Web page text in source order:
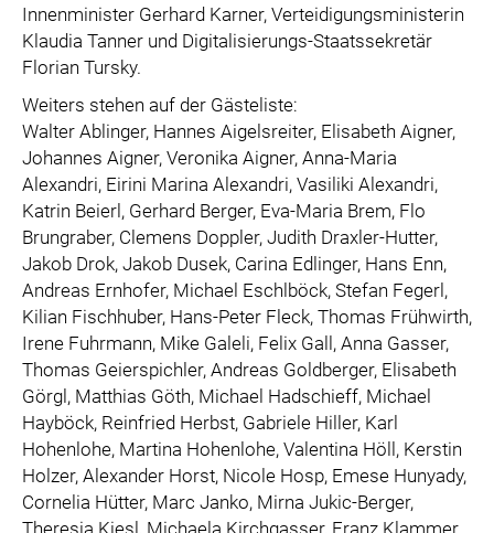
Innenminister Gerhard Karner, Verteidigungsministerin
Klaudia Tanner und Digitalisierungs-Staatssekretär
Florian Tursky.
Weiters stehen auf der Gästeliste:
Walter Ablinger, Hannes Aigelsreiter, Elisabeth Aigner,
Johannes Aigner, Veronika Aigner, Anna-Maria
Alexandri, Eirini Marina Alexandri, Vasiliki Alexandri,
Katrin Beierl, Gerhard Berger, Eva-Maria Brem, Flo
Brungraber, Clemens Doppler, Judith Draxler-Hutter,
Jakob Drok, Jakob Dusek, Carina Edlinger, Hans Enn,
Andreas Ernhofer, Michael Eschlböck, Stefan Fegerl,
Kilian Fischhuber, Hans-Peter Fleck, Thomas Frühwirth,
Irene Fuhrmann, Mike Galeli, Felix Gall, Anna Gasser,
Thomas Geierspichler, Andreas Goldberger, Elisabeth
Görgl, Matthias Göth, Michael Hadschieff, Michael
Hayböck, Reinfried Herbst, Gabriele Hiller, Karl
Hohenlohe, Martina Hohenlohe, Valentina Höll, Kerstin
Holzer, Alexander Horst, Nicole Hosp, Emese Hunyady,
Cornelia Hütter, Marc Janko, Mirna Jukic-Berger,
Theresia Kiesl, Michaela Kirchgasser, Franz Klammer